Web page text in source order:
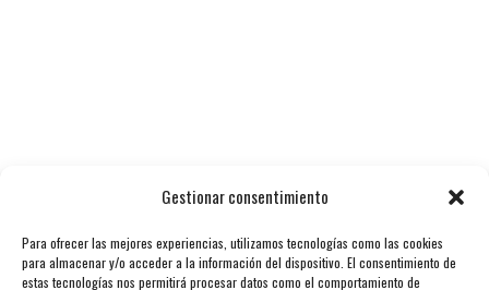
Gestionar consentimiento
Para ofrecer las mejores experiencias, utilizamos tecnologías como las cookies
para almacenar y/o acceder a la información del dispositivo. El consentimiento de
estas tecnologías nos permitirá procesar datos como el comportamiento de